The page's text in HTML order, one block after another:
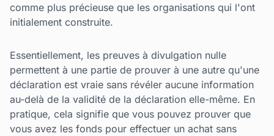
comme plus précieuse que les organisations qui l'ont
initialement construite.
Essentiellement, les preuves à divulgation nulle
permettent à une partie de prouver à une autre qu'une
déclaration est vraie sans révéler aucune information
au-delà de la validité de la déclaration elle-même. En
pratique, cela signifie que vous pouvez prouver que
vous avez les fonds pour effectuer un achat sans